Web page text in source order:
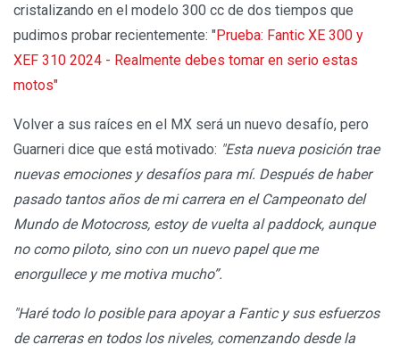
cristalizando en el modelo 300 cc de dos tiempos que
pudimos probar recientemente: "Prueba: Fantic XE 300 y
XEF 310 2024 - Realmente debes tomar en serio estas
motos"
Volver a sus raíces en el MX será un nuevo desafío, pero
Guarneri dice que está motivado: "Esta nueva posición trae
nuevas emociones y desafíos para mí. Después de haber
pasado tantos años de mi carrera en el Campeonato del
Mundo de Motocross, estoy de vuelta al paddock, aunque
no como piloto, sino con un nuevo papel que me
enorgullece y me motiva mucho”.
"Haré todo lo posible para apoyar a Fantic y sus esfuerzos
de carreras en todos los niveles, comenzando desde la